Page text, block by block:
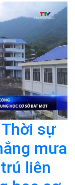
sự
mưa
liên